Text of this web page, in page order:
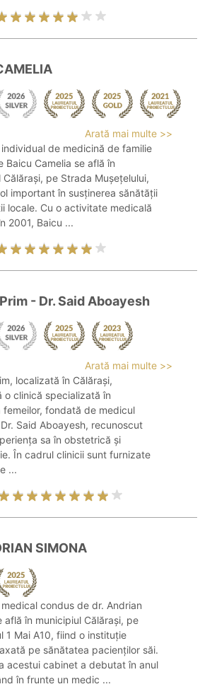
Arată mai multe >>
de medicină de familie
Baicu Camelia se află în
Călărași, pe Strada Mușețelului,
important în susținerea sănătății
locale. Cu o activitate medicală
2001, Baicu ...
- Dr. Said Aboayesh
Arată mai multe >>
localizată în Călărași,
o clinică specializată în
femeilor, fondată de medicul
Said Aboayesh, recunoscut
sa în obstetrică și
În cadrul clinicii sunt furnizate
...
SIMONA
condus de dr. Andrian
află în municipiul Călărași, pe
1 Mai A10, fiind o instituție
pe sănătatea pacienților săi.
acestui cabinet a debutat în anul
în frunte un medic ...